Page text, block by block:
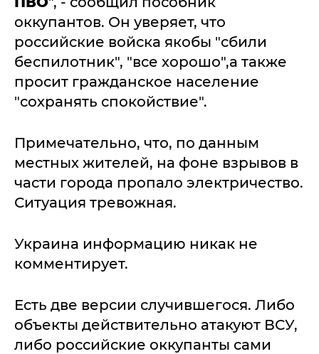
оккупантов. Он уверяет, что
российские войска якобы "сбили
беспилотник", "все хорошо",а также
просит гражданское население
"сохранять спокойствие".
Примечательно, что, по данным
местных жителей, на фоне взрывов в
части города пропало электричество.
Ситуация тревожная.
Украина информацию никак не
комментирует.
Есть две версии случившегося. Либо
объекты действительно атакуют ВСУ,
либо российские оккупанты сами